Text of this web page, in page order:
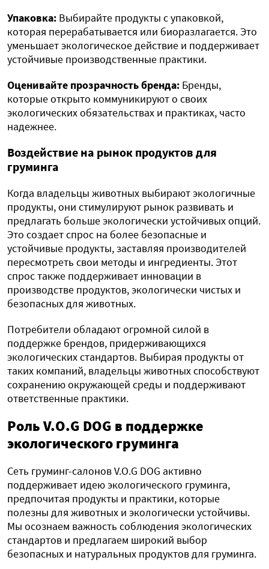
Упаковка: Выбирайте продукты с упаковкой,
которая перерабатывается или биоразлагается. Это
уменьшает экологическое действие и поддерживает
устойчивые производственные практики.
Оценивайте прозрачность бренда: Бренды,
которые открыто коммуникируют о своих
экологических обязательствах и практиках, часто
надежнее.
Воздействие на рынок продуктов для
груминга
Когда владельцы животных выбирают экологичные
продукты, они стимулируют рынок развивать и
предлагать больше экологически устойчивых опций.
Это создает спрос на более безопасные и
устойчивые продукты, заставляя производителей
пересмотреть свои методы и ингредиенты. Этот
спрос также поддерживает инновации в
производстве продуктов, экологически чистых и
безопасных для животных.
Потребители обладают огромной силой в
поддержке брендов, придерживающихся
экологических стандартов. Выбирая продукты от
таких компаний, владельцы животных способствуют
сохранению окружающей среды и поддерживают
ответственные практики.
Роль V.O.G DOG в поддержке
экологического груминга
Сеть груминг-салонов V.O.G DOG активно
поддерживает идею экологического груминга,
предпочитая продукты и практики, которые
полезны для животных и экологически устойчивы.
Мы осознаем важность соблюдения экологических
стандартов и предлагаем широкий выбор
безопасных и натуральных продуктов для груминга.